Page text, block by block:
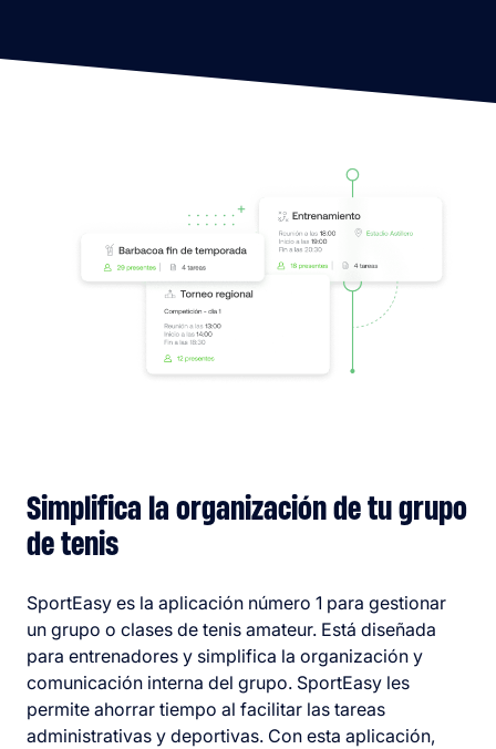
Simplifica la organización de tu grupo
de tenis
SportEasy es la aplicación número 1 para gestionar
un grupo o clases de tenis amateur. Está diseñada
para entrenadores y simplifica la organización y
comunicación interna del grupo. SportEasy les
permite ahorrar tiempo al facilitar las tareas
administrativas y deportivas. Con esta aplicación,